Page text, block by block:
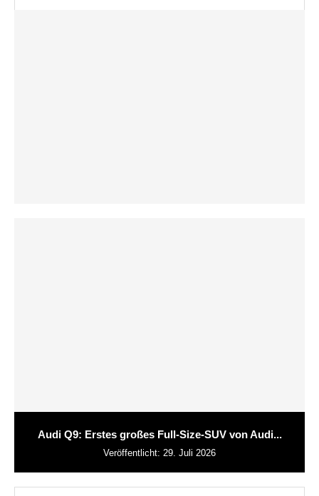
Audi Q9: Erstes großes Full-Size-SUV von Audi...
Veröffentlicht: 29. Juli 2026